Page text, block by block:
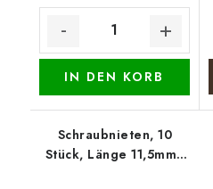
IN DEN KORB
Schraubnieten, 10
Stück, Länge 11,5mm -